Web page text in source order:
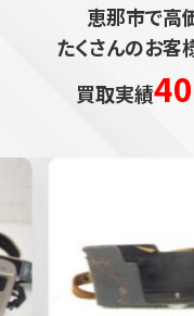
恵那市で高
たくさんのお客
買取実績